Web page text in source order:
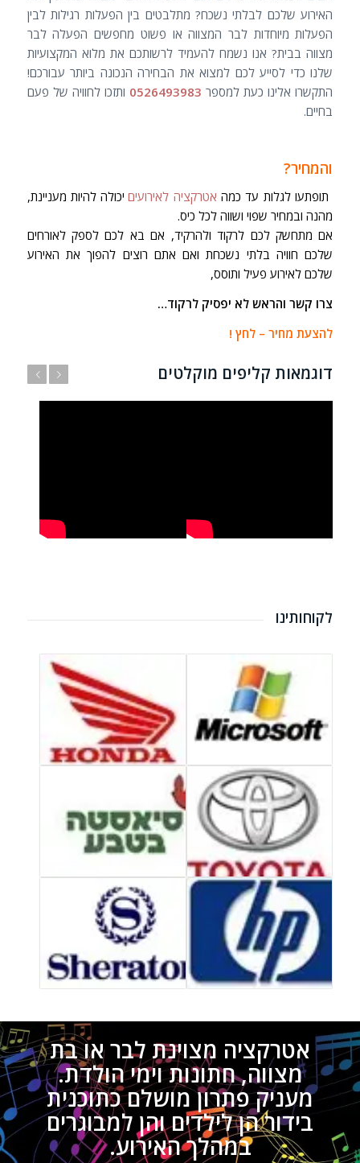
האירוע שלכם לבלתי נשכח? מתלבטים בין הפעלות רגילות לבין
הפעלות מיוחדות לבר המצווה או פשוט מחפשים הפעלה לבר
מצווה בבית? אנו נשמח להעמיד לרשותכם את מלוא המקצועיות
שלנו כדי לסייע לכם למצוא את הבחירה הנכונה ביותר עבורכם!
התקשרו אלינו כעת למספר 0526493983 ותזכו לחוויה של פעם
בחיים.
והמחיר?
תופתעו לגלות עד כמה אטרקציה לאירועיםיכולה להיות מעניינת,
מהנה ובמחיר שפוי ושווה לכל כיס.
אם מתחשק לכם לרקוד ולהרקיד, אם בא לכם לספק לאורחים
שלכם חוויה בלתי נשכחת ואם אתם רוצים להפוך את האירוע
שלכם לאירוע פעיל ותוסס,
צרו קשר והראש לא יפסיק לרקוד…
להצעת מחיר – לחץ !
דוגמאות קליפים מוקלטים
לקוחותינו
אטרקציה מצוינת לבר או בת
מצווה, חתונות וימי הולדת.
מעניק פתרון מושלם כתוכנית
בידור הן לילדים והן למבוגרים
במהלך האירוע.